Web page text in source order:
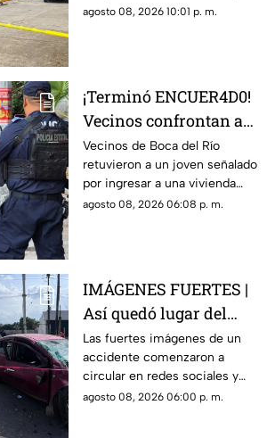
una colonia de Poza Rica,
agosto 08, 2026 10:01 p. m.
¡Terminó ENCUER4D0!
Vecinos confrontan a
presunto ladrón en
Infonavit de Boca del
Río
Vecinos de Boca del Río
retuvieron a un joven señalado
por ingresar a una vivienda
durante la madrugada y lo
agosto 08, 2026 06:08 p. m.
IMÁGENES FUERTES |
Así quedó lugar del
accidente en carretera
de Veracruz donde un
joven MURIÓ; su madre
está grave
Las fuertes imágenes de un
accidente comenzaron a
circular en redes sociales y
muestran los momentos
agosto 08, 2026 06:00 p. m.